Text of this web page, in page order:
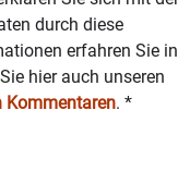
durch diese
erfahren Sie in
hier auch unseren
. *